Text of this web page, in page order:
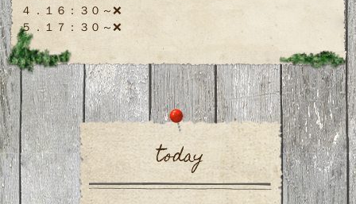
４．１６：３０～❌
５．１７：３０～❌
today